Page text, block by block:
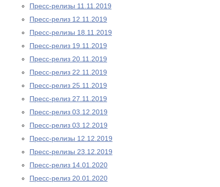
Пресс-релизы 11.11.2019
Пресс-релиз 12.11.2019
Пресс-релизы 18.11.2019
Пресс-релиз 19.11.2019
Пресс-релиз 20.11.2019
Пресс-релиз 22.11.2019
Пресс-релиз 25.11.2019
Пресс-релиз 27.11.2019
Пресс-релиз 03.12.2019
Пресс-релиз 03.12.2019
Пресс-релизы 12.12.2019
Пресс-релизы 23.12.2019
Пресс-релиз 14.01.2020
Пресс-релиз 20.01.2020